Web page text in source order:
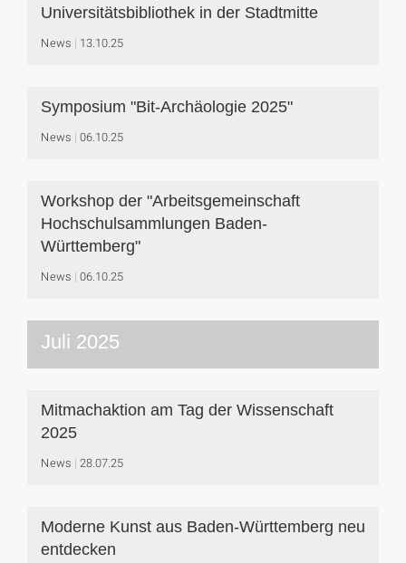
Universitätsbibliothek in der Stadtmitte
News 13.10.25
Symposium "Bit-Archäologie 2025"
News 06.10.25
Workshop der "Arbeitsgemeinschaft
Hochschulsammlungen Baden-
Württemberg"
News 06.10.25
Juli 2025
Mitmachaktion am Tag der Wissenschaft
2025
News 28.07.25
Moderne Kunst aus Baden-Württemberg neu
entdecken